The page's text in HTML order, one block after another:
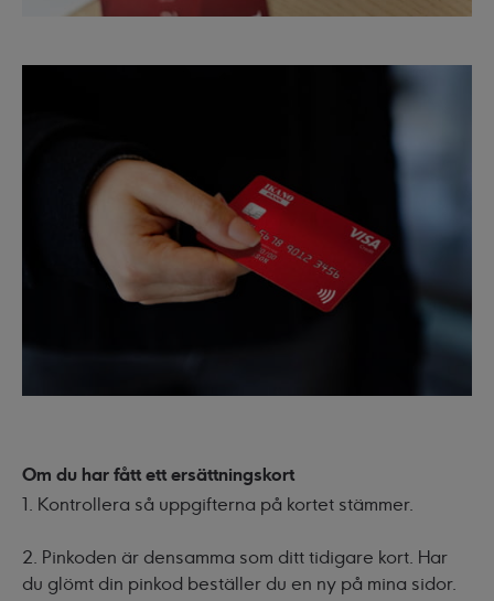
Om du har fått ett ersättningskort
1. Kontrollera så uppgifterna på kortet stämmer.
2. Pinkoden är densamma som ditt tidigare kort. Har
du glömt din pinkod beställer du en ny på mina sidor.